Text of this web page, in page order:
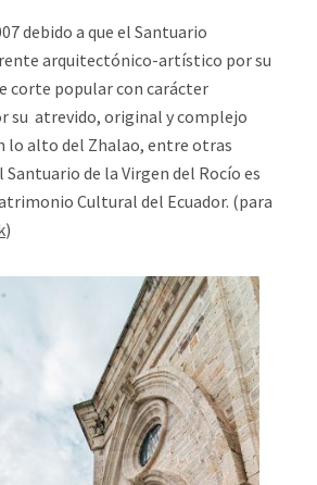
debido a que el Santuario
arquitectónico-artístico por su
corte popular con carácter
su atrevido, original y complejo
lo alto del Zhalao, entre otras
Santuario de la Virgen del Rocío es
Cultural del Ecuador. (para
)